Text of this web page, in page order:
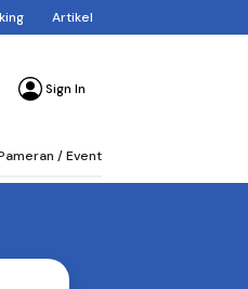
Artikel
Sign In
/ Event